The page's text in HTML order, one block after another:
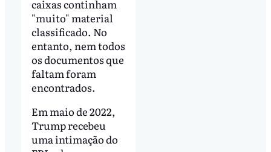
caixas continham
"muito" material
classificado. No
entanto, nem todos
os documentos que
faltam foram
encontrados.
Em maio de 2022,
Trump recebeu
uma intimação do